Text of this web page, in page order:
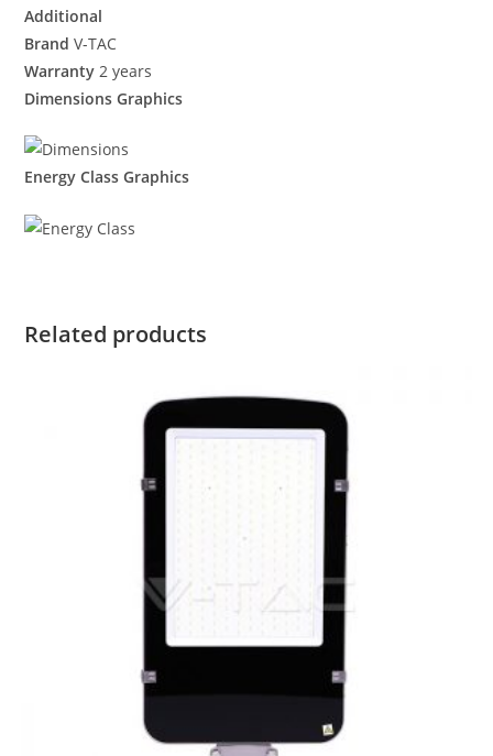
Additional
BrandV-TAC
Warranty 2 years
Dimensions Graphics
Energy Class Graphics
Related products